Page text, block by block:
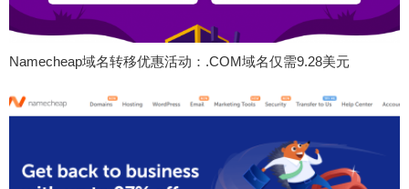
Namecheap域名转移优惠活动：.COM域名仅需9.28美元